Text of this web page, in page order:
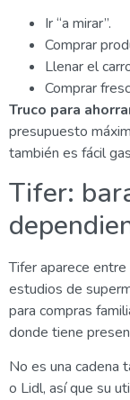
Ir “a mirar”.
Comprar
Llenar el
Comprar
Truco para
presupuesto
también es fácil
Tifer:
Tifer aparece
estudios de
para compras
donde tiene
No es una cadena
o Lidl, así que su